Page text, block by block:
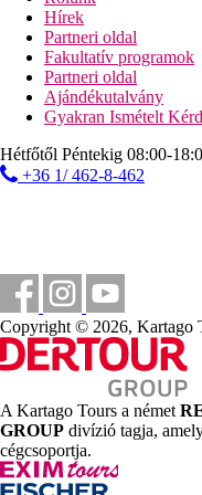
szoba nappalival,
Junior lakosztály,
panorámás kilátással
napernyővel, szobák
Lakosztály,
tágasabb szoba
Szoba leírása
Klasszikus szoba
egyénileg
mini
tea- és kávéfőző
fürdőszoba/WC
erkély vagy
széf (ingyenes)
fürdőköpeny és
babaágy
a szobák a
Egyéb szobatípusok
szoba a felsorolt
Hírek
Partneri oldal
Fakultatív programok
Partneri oldal
Ajándékutalvány
Gyakran Ismételt
Hétfőtől Péntekig 08:00-
+36 1/ 462-8-462
Copyright © 2026, Kartago
A Kartago Tours a német
GROUP divízió tagja,
cégcsoportja.